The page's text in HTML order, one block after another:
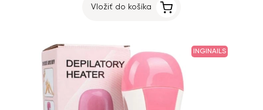
Vložiť do košíka
INGINAILS